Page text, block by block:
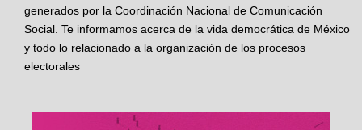
generados por la Coordinación Nacional de Comunicación
Social. Te informamos acerca de la vida democrática de México
y todo lo relacionado a la organización de los procesos
electorales